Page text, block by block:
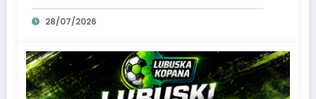
28/07/2026